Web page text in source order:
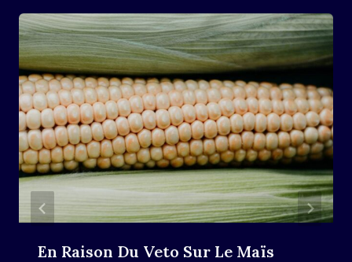
En Raison Du Veto Sur Le Maïs